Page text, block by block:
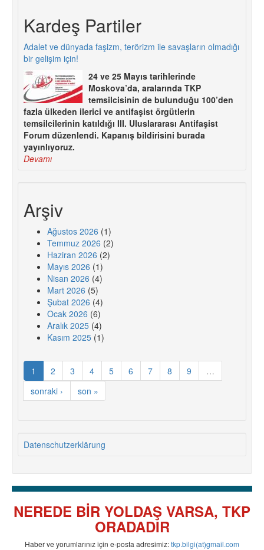
Kardeş Partiler
Adalet ve dünyada faşizm, terörizm ile savaşların olmadığı
bir gelişim için!
24 ve 25 Mayıs tarihlerinde
Moskova’da, aralarında TKP
temsilcisinin de bulunduğu 100’den
fazla ülkeden ilerici ve antifaşist örgütlerin
temsilcilerinin katıldığı III. Uluslararası Antifaşist
Forum düzenlendi. Kapanış bildirisini burada
yayınlıyoruz.
Devamı
Arşiv
Ağustos 2026 (1)
Temmuz 2026 (2)
Haziran 2026 (2)
Mayıs 2026 (1)
Nisan 2026 (4)
Mart 2026 (5)
Şubat 2026 (4)
Ocak 2026 (6)
Aralık 2025 (4)
Kasım 2025 (1)
1 2 3 4 5 6 7 8 9
…
sonraki ›
son »
Datenschutzerklärung
NEREDE BİR YOLDAŞ VARSA, TKP
ORADADIR
Haber ve yorumlarınız için e-posta adresimiz:tkp.bilgi(at)gmail.com